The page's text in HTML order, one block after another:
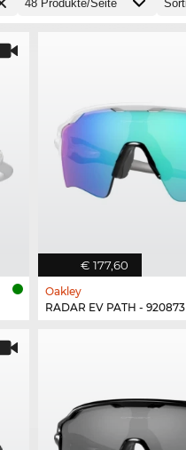
€ 177,60
Oakley
RADAR EV PATH - 920873